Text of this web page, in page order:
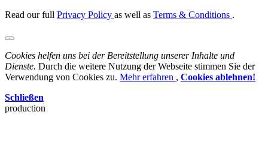
Read our full Privacy Policy as well as Terms & Conditions .
Cookies helfen uns bei der Bereitstellung unserer Inhalte und
Dienste. Durch die weitere Nutzung der Webseite stimmen Sie der
Verwendung von Cookies zu. Mehr erfahren , Cookies ablehnen!
Schließen
production